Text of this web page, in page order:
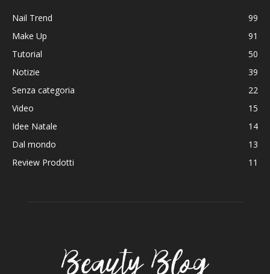
Nail Trend
99
Make Up
91
Tutorial
50
Notizie
39
Senza categoria
22
Video
15
Idee Natale
14
Dal mondo
13
Review Prodotti
11